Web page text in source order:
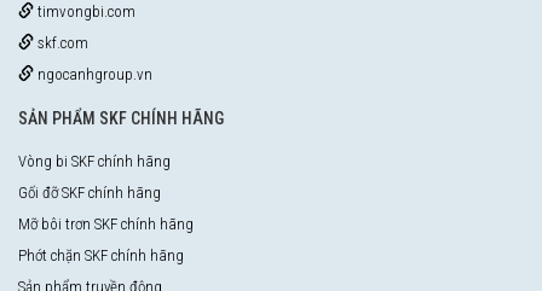
timvongbi.com
skf.com
ngocanhgroup.vn
SẢN PHẨM SKF CHÍNH HÃNG
Vòng bi SKF chính hãng
Gối đỡ SKF chính hãng
Mỡ bôi trơn SKF chính hãng
Phớt chặn SKF chính hãng
Sản phẩm truyền động